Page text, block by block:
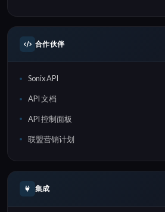
合作伙伴
Sonix API
API 文档
API 控制面板
联盟营销计划
集成